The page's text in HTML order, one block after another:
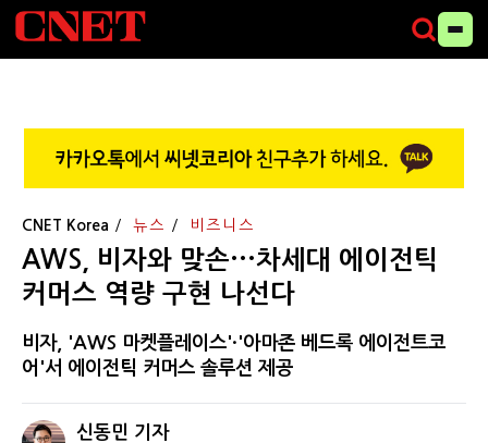
CNET Korea 뉴스 비즈니스
AWS, 비자와 맞손···차세대 에이전틱
커머스 역량 구현 나선다
비자, 'AWS 마켓플레이스'·'아마존 베드록 에이전트코
어'서 에이전틱 커머스 솔루션 제공
신동민 기자